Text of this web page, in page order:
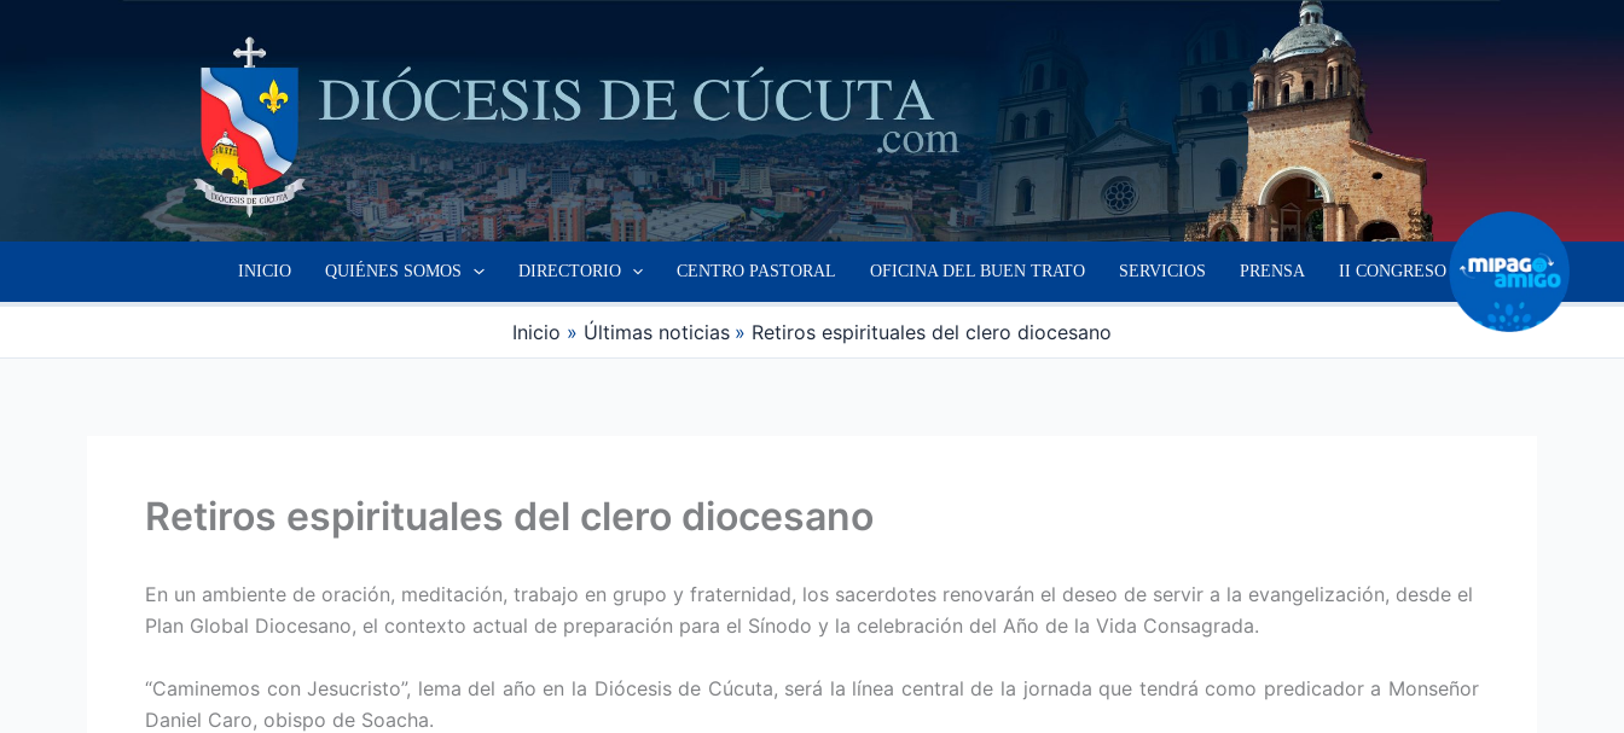
INICIO QUIÉNES SOMOS DIRECTORIO CENTRO PASTORAL OFICINA DEL BUEN TRATO SERVICIOS PRENSA II CONGRESO
Inicio Últimas noticias Retiros espirituales del clero diocesano
Retiros espirituales del clero diocesano
En un ambiente de oración, meditación, trabajo en grupo y fraternidad, los sacerdotes renovarán el deseo de servir a la evangelización, desde el
Plan Global Diocesano, el contexto actual de preparación para el Sínodo y la celebración del Año de la Vida Consagrada.
“Caminemos con Jesucristo”, lema del año en la Diócesis de Cúcuta, será la línea central de la jornada que tendrá como predicador a Monseñor
Daniel Caro, obispo de Soacha.